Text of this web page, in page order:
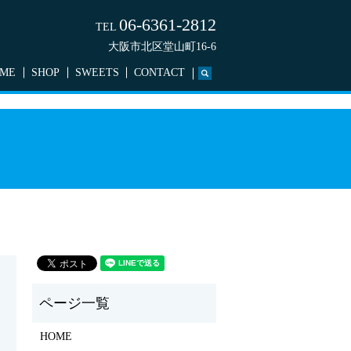
SHOP SWEETS CONTACT
TEL 06-6361-2812
大阪市北区堂山町16-6
HOME